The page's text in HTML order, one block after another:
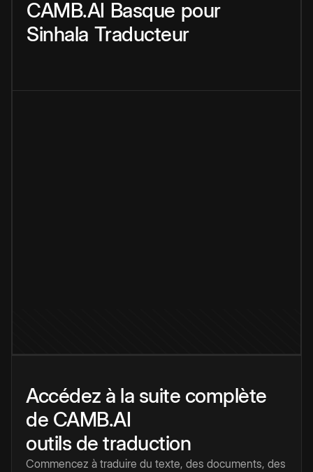
CAMB.AI Basque pour
Sinhala Traducteur
Accédez à la suite complète
de CAMB.AI
outils de traduction
Commencez à traduire du texte, des documents, des